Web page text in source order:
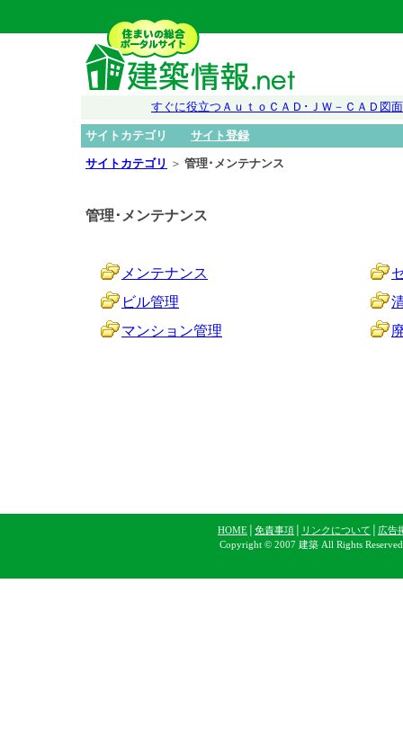
すぐに役立つＡｕｔｏＣＡＤ･ＪＷ－ＣＡＤ図
サイトカテゴリ サイト登録
サイトカテゴリ ＞ 管理･メンテナンス
管理･メンテナンス
メンテナンス
ビル管理
マンション管理
HOME 免責事項 リンクについて
広告
Copyright © 2007 建築 All Rights